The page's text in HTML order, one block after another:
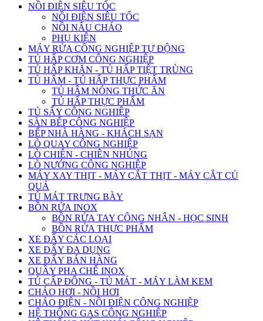
NỒI ĐIỆN SIÊU TỐC
NỒI ĐIỆN SIÊU TỐC
NỒI NẤU CHÁO
PHỤ KIỆN
MÁY RỬA CÔNG NGHIỆP TỰ ĐỘNG
TỦ HẤP CƠM CÔNG NGHIỆP
TỦ HẤP KHĂN - TỦ HẤP TIỆT TRÙNG
TỦ HÂM - TỦ HẤP THỰC PHẨM
TỦ HÂM NÓNG THỨC ĂN
TỦ HẤP THỰC PHẨM
TỦ SẤY CÔNG NGHIỆP
SÀN BẾP CÔNG NGHIỆP
BẾP NHÀ HÀNG - KHÁCH SẠN
LÒ QUAY CÔNG NGHIỆP
LÒ CHIÊN - CHIÊN NHÚNG
LÒ NƯỚNG CÔNG NGHIỆP
MÁY XAY THỊT - MÁY CẮT THỊT - MÁY CẮT CỦ
QUẢ
TỦ MÁT TRƯNG BÀY
BỒN RỬA INOX
BỒN RỬA TAY CÔNG NHÂN - HỌC SINH
BỒN RỬA THỰC PHẨM
XE ĐẨY CÁC LOẠI
XE ĐẨY ĐA DỤNG
XE ĐẨY BÁN HÀNG
QUẦY PHA CHẾ INOX
TỦ CẤP ĐÔNG - TỦ MÁT - MÁY LÀM KEM
CHẢO HƠI - NỒI HƠI
CHẢO ĐIỆN - NỒI ĐIỆN CÔNG NGHIỆP
HỆ THỐNG GAS CÔNG NGHIỆP